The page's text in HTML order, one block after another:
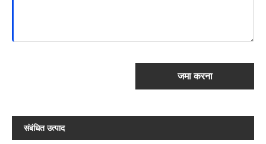
जमा करना
संबंधित उत्पाद